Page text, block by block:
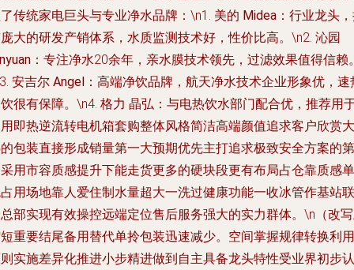
传统家电巨头与专业净水品牌：\n1. 美的 Midea ：行业龙头
大的研发产销体系，水质监测技术好，性价比高。\n2. 沁园
：专注净水20余年，亲水膜技术领先，过滤效果值得信赖
安吉尔 Angel ：高端净饮品牌，航天净水技术企业形象优，速
很有保障。\n4. 格力 晶弘 ：与电热饮水部门配合优，推荐用
即热逆流转电机箱套购整体风格简洁高端颜值追求客户欣赏大
包装直接形成销量第一大预期优先主打追求极致安全方案的第
用市容质感提升下能走货更多的硬块段更有布局占仓靠质感单
用场地靠人爱住制水量超大一洗过健康功能一收冰管作基站联
部实现有效操控远端定位售后服务强大的实力群体。\n（改
重要结尾备用替代单拎包装迅速减少。空间掌握规律转换利用
实施差异化推进小步精进做到自主具备龙头特性受业界初步认